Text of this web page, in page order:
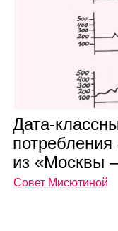
потреб­ле­ния
из «Москвы
Совет Мисютиной